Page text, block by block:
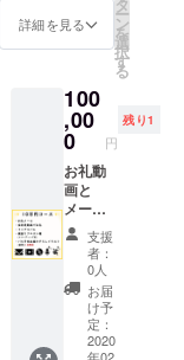
を担当
したイ
ターの
書下ろ
しイラ
ストを
お送り
しま
す。 ※
イラス
トのみ
郵送と
なりま
詳細を見る
タ
ー
ン
を
選
択
す
る
100
,00
0 円
残り1
お礼動
画と
メー
ル、ミ
ニアル
バム、
名前入
りvoice
に加え
て キャ
支援
者：
0人
お届
け予
定：
2020